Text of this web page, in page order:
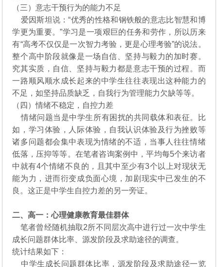
（三）意志干预行为的能力不足
爱因斯坦说：“优秀的性格和钢铁般的意志比智慧和博
学更为重要。”学习是一项艰巨的任务和劳作，所以历来
有“高考不仅仅是一次智力考验，更是心理考验”的说法。
整个高中阶段就像是一场自信、坚持与毅力的加时赛。
究其实质，自信、坚持与毅力都是意志干预的过程。而
一路顺风顺水成长起来的中学生往往表现出这种能力的
不足，如坚持品质缺乏，自我行为管理能力欠缺等等。
（四）情绪不稳定，自控力差
情绪问题当是中学生所有困扰的共同载体和表征。比
如，学习体验，人际体验，自我认识体验及行为挫败等
诸多问题都会集中表现为情绪的不适，当事人往往情绪
低落，压抑等等。在笔者咨询案例中，平均每5个来访者
中就有4个情绪不良的，且其中至少有3个以上对现状无
能为力，进而衍变成负面心境，加剧现实中已发生的不
良。这正是中学生自控力差的另一旁证。
二、高一：心理健康教育最佳群体
笔者曾经随机抽取2所不同层次高中进行过一次中学生
成长问题群体比率、源发阶段及求助途径的调查。
统计结果如下：
中学生成长问题群体比率，源发阶段及求助途径一览